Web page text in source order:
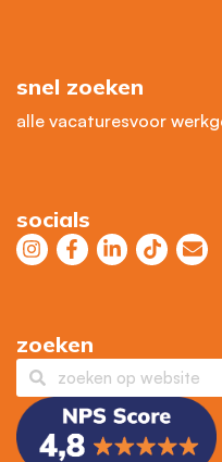
snel zoeken
alle vacaturesvoor
socials
zoeken